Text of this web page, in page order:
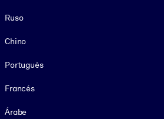
Ruso
Chino
Portugués
Francés
Árabe